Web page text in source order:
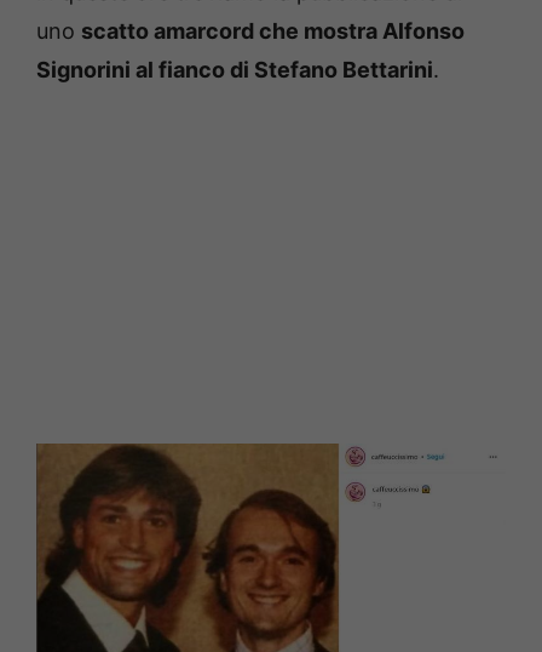
uno scatto amarcord che mostra Alfonso
Signorini al fianco di Stefano Bettarini.